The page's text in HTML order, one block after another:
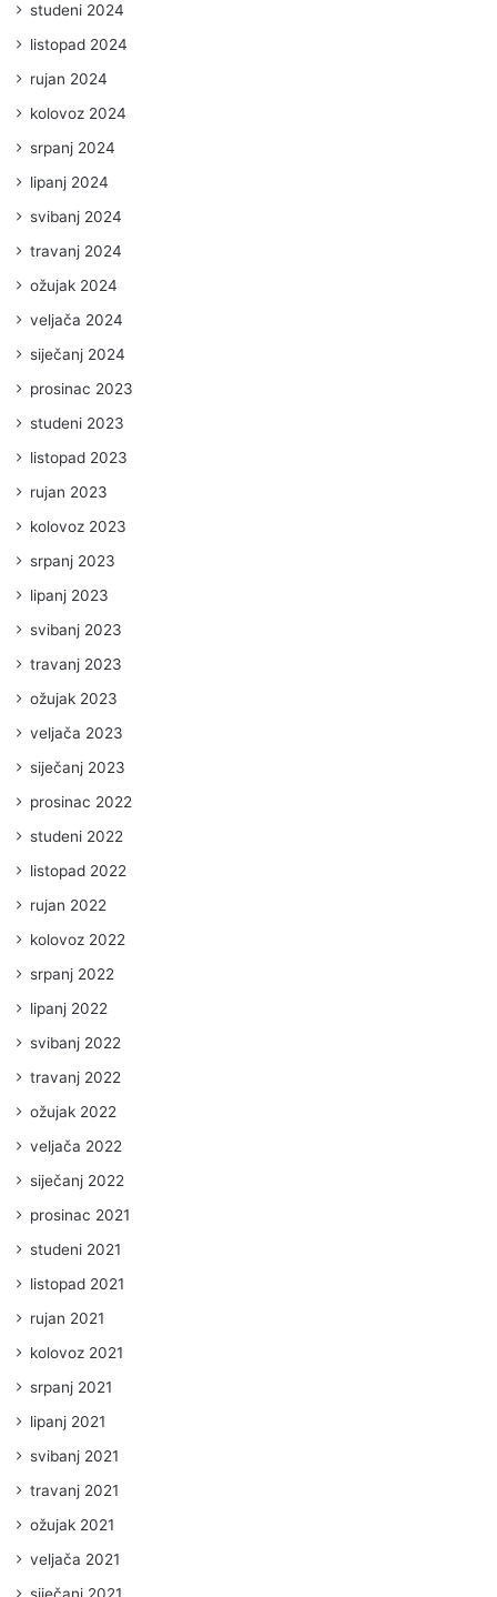
studeni 2024
listopad 2024
rujan 2024
kolovoz 2024
srpanj 2024
lipanj 2024
svibanj 2024
travanj 2024
ožujak 2024
veljača 2024
siječanj 2024
prosinac 2023
studeni 2023
listopad 2023
rujan 2023
kolovoz 2023
srpanj 2023
lipanj 2023
svibanj 2023
travanj 2023
ožujak 2023
veljača 2023
siječanj 2023
prosinac 2022
studeni 2022
listopad 2022
rujan 2022
kolovoz 2022
srpanj 2022
lipanj 2022
svibanj 2022
travanj 2022
ožujak 2022
veljača 2022
siječanj 2022
prosinac 2021
studeni 2021
listopad 2021
rujan 2021
kolovoz 2021
srpanj 2021
lipanj 2021
svibanj 2021
travanj 2021
ožujak 2021
veljača 2021